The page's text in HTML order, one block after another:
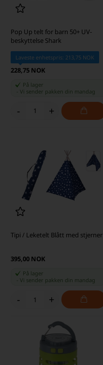
Pop Up telt for barn 50+ UV-
beskyttelse Shark
Laveste enhetspris: 213,75 NOK
228,75 NOK
På lager
-Vi sender pakken din mandag
- +
Tipi / Leketelt Blått med stjerner
395,00 NOK
På lager
-Vi sender pakken din mandag
- +